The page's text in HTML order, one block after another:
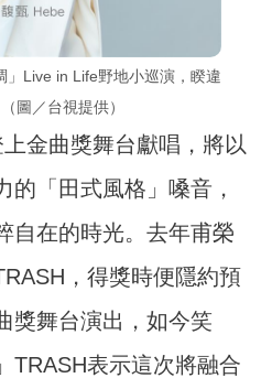
」Live in Life野地小巡演，睽違
圖／台視提供）
金曲獎舞台獻唱，將以
的「田式風格」嗓音，
自在的時光。去年甫榮
，得獎時便隱約預
獎舞台演出，如今笑
TRASH表示這次將融合